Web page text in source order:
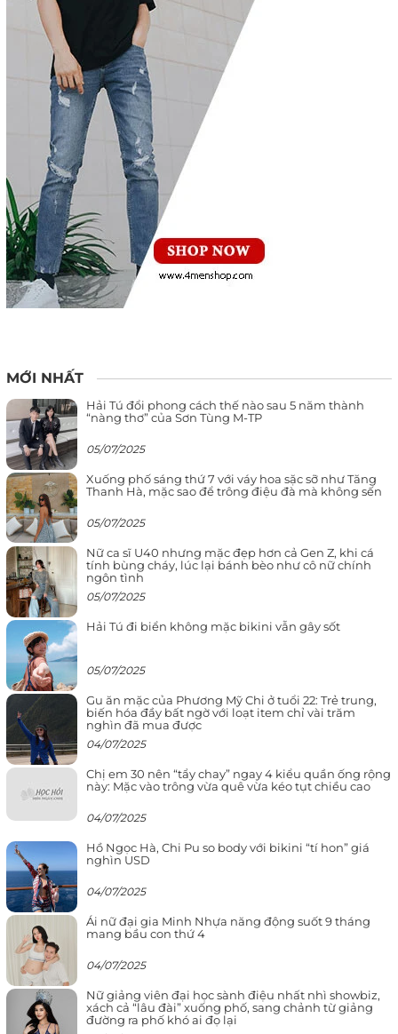
MỚI NHẤT
Hải Tú đổi phong cách thế nào sau 5 năm thành
“nàng thơ” của Sơn Tùng M-TP
05/07/2025
Xuống phố sáng thứ 7 với váy hoa sặc sỡ như Tăng
Thanh Hà, mặc sao để trông điệu đà mà không sến
05/07/2025
Nữ ca sĩ U40 nhưng mặc đẹp hơn cả Gen Z, khi cá
tính bùng cháy, lúc lại bánh bèo như cô nữ chính
ngôn tình
05/07/2025
Hải Tú đi biển không mặc bikini vẫn gây sốt
05/07/2025
Gu ăn mặc của Phương Mỹ Chi ở tuổi 22: Trẻ trung,
biến hóa đầy bất ngờ với loạt item chỉ vài trăm
nghìn đã mua được
04/07/2025
Chị em 30 nên “tẩy chay” ngay 4 kiểu quần ống rộng
này: Mặc vào trông vừa quê vừa kéo tụt chiều cao
04/07/2025
Hồ Ngọc Hà, Chi Pu so body với bikini “tí hon” giá
nghìn USD
04/07/2025
Ái nữ đại gia Minh Nhựa năng động suốt 9 tháng
mang bầu con thứ 4
04/07/2025
Nữ giảng viên đại học sành điệu nhất nhì showbiz,
xách cả “lâu đài” xuống phố, sang chảnh từ giảng
đường ra phố khó ai đọ lại